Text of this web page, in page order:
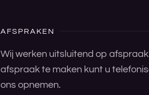
AFSPRAKEN
Wij werken uitsluitend op
afspraak te maken kunt u
ons opnemen.